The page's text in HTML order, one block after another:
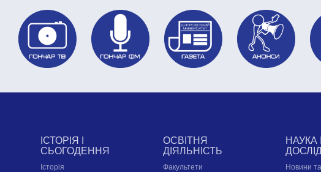
ІСТОРІЯ І
СЬОГОДЕННЯ
Історія
ОСВІТНЯ
ДІЯЛЬНІСТЬ
Факультети
НАУКА І
Новини та